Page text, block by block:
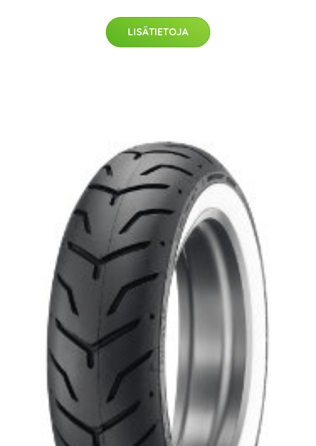
LISÄTIETOJA